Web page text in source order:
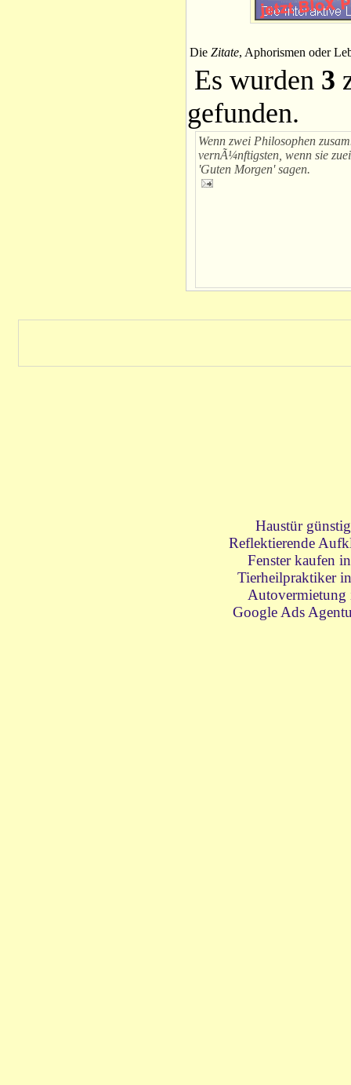
Die Zitate, Aphorismen oder
Es wurden 3
gefunden.
Wenn zwei Philosophen
vernÃ¼nftigsten, wenn sie
'Guten Morgen' sagen.
Haustür
Reflektierende
Fenster kaufen
Tierheilpraktiker
Autovermietung
Google Ads